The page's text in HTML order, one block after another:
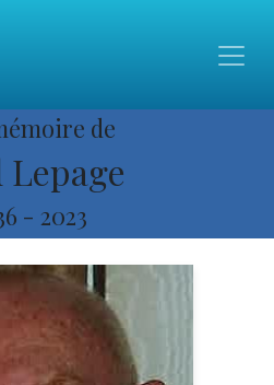
de
Lepage
- 2023